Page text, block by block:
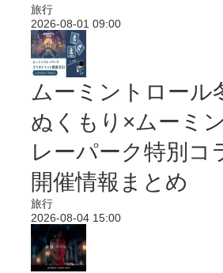
旅行
2026-08-01 09:00
ムーミントロール
ぬくもり×ムーミ
レーパーク特別コ
開催情報まとめ
旅行
2026-08-04 15:00